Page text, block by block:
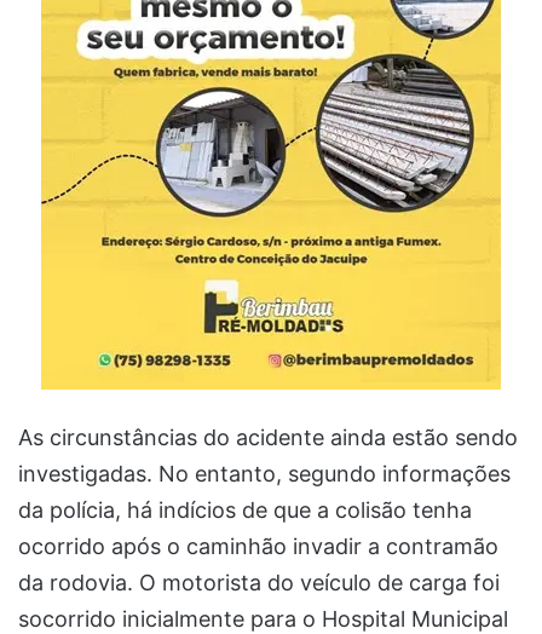
As circunstâncias do acidente ainda estão sendo
investigadas. No entanto, segundo informações
da polícia, há indícios de que a colisão tenha
ocorrido após o caminhão invadir a contramão
da rodovia. O motorista do veículo de carga foi
socorrido inicialmente para o Hospital Municipal